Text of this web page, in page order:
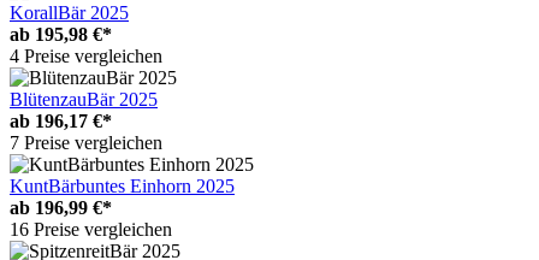
KorallBär 2025
ab 195,98 €*
4 Preise vergleichen
BlütenzauBär 2025
ab 196,17 €*
7 Preise vergleichen
KuntBärbuntes Einhorn 2025
ab 196,99 €*
16 Preise vergleichen